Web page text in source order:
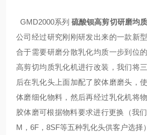
GMD2000系列 硫酸钡高剪切研磨均
公司经过研究刚刚研发出来的一款新
合于需要研磨分散乳化均质一步到位
高剪切均质乳化机进行改装，我们将
后在乳化头上面加配了胶体磨磨头，
体磨细化物料，然后再经过乳化机将
胶体磨可根据物料要求进行更换（我
M，6F，8SF等五种乳化头供客户选择）